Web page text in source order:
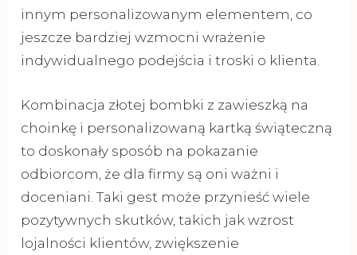
innym personalizowanym elementem, co
jeszcze bardziej wzmocni wrażenie
indywidualnego podejścia i troski o klienta.
Kombinacja złotej bombki z zawieszką na
choinkę i personalizowaną kartką świąteczną
to doskonały sposób na pokazanie
odbiorcom, że dla firmy są oni ważni i
doceniani. Taki gest może przynieść wiele
pozytywnych skutków, takich jak wzrost
lojalności klientów, zwiększenie